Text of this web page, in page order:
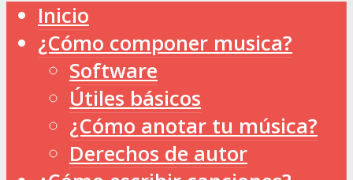
Inicio
¿Cómo componer musica?
Software
Útiles básicos
¿Cómo anotar tu música?
Derechos de autor